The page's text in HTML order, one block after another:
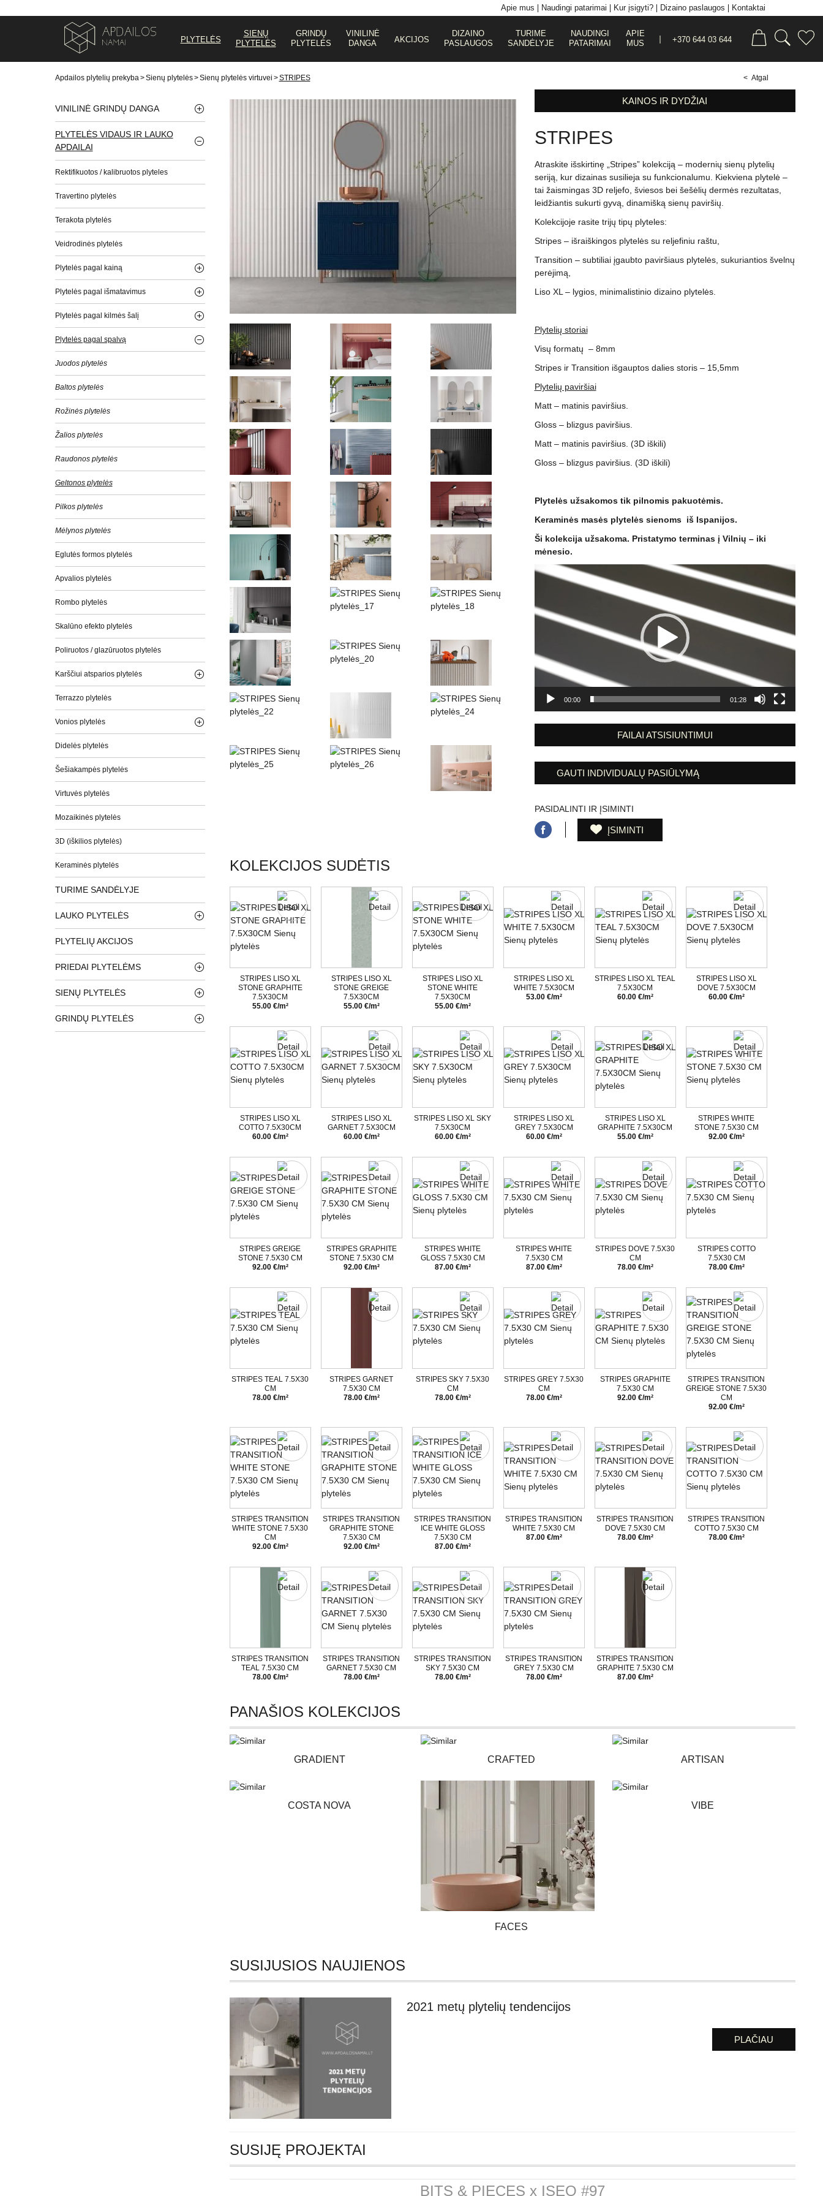
Apie mus Naudingi patarimai Kur įsigyti? Dizaino paslaugos Kontaktai
PLYTELĖS
SIENŲ
PLYTELĖS
GRINDŲ
PLYTELĖS
VINILINĖ
DANGA
AKCIJOS
DIZAINO
PASLAUGOS
TURIME
SANDĖLYJE
NAUDINGI
PATARIMAI
APIE
MUS
+370 644 03 644
Apdailos plytelių prekyba >Sienų plytelės>Sienų plytelės virtuvei >STRIPES < Atgal
VINILINĖ GRINDŲ DANGA
PLYTELĖS VIDAUS IR LAUKO
APDAILAI
Rektifikuotos / kalibruotos plyteles
Travertino plytelės
Terakota plytelės
Veidrodinės plytelės
Plytelės pagal kainą
Plytelės pagal išmatavimus
Plytelės pagal kilmės šalį
Plytelės pagal spalvą
Juodos plytelės
Baltos plytelės
Rožinės plytelės
Žalios plytelės
Raudonos plytelės
Geltonos plytelės
Pilkos plytelės
Mėlynos plytelės
Eglutės formos plytelės
Apvalios plytelės
Rombo plytelės
Skalūno efekto plytelės
Poliruotos / glazūruotos plytelės
Karščiui atsparios plytelės
Terrazzo plytelės
Vonios plytelės
Didelės plytelės
Šešiakampės plytelės
Virtuvės plytelės
Mozaikinės plytelės
3D (iškilios plytelės)
Keraminės plytelės
TURIME SANDĖLYJE
LAUKO PLYTELĖS
PLYTELIŲ AKCIJOS
PRIEDAI PLYTELĖMS
SIENŲ PLYTELĖS
GRINDŲ PLYTELĖS
KAINOS IR DYDŽIAI
STRIPES
Atraskite išskirtinę „Stripes” kolekciją – modernių sienų plytelių
seriją, kur dizainas susilieja su funkcionalumu. Kiekviena plytelė –
tai žaismingas 3D reljefo, šviesos bei šešėlių dermės rezultatas,
leidžiantis sukurti gyvą, dinamišką sienų paviršių.
Kolekcijoje rasite trijų tipų plyteles:
Stripes – išraiškingos plytelės su reljefiniu raštu,
Transition – subtiliai įgaubto paviršiaus plytelės, sukuriantios švelnų
perėjimą,
Liso XL – lygios, minimalistinio dizaino plytelės.
Plytelių storiai
Visų formatų – 8mm
Stripes ir Transition išgauptos dalies storis – 15,5mm
Plytelių paviršiai
Matt – matinis paviršius.
Gloss – blizgus paviršius.
Matt – matinis paviršius. (3D iškili)
Gloss – blizgus paviršius. (3D iškili)
Plytelės užsakomos tik pilnomis pakuotėmis.
Keraminės masės plytelės sienoms iš Ispanijos.
Ši kolekcija užsakoma. Pristatymo terminas į Vilnių – iki
mėnesio.
Video
grotuvas
00:00 01:28
FAILAI ATSISIUNTIMUI
GAUTI INDIVIDUALŲ PASIŪLYMĄ
PASIDALINTI IR ĮSIMINTI
ĮSIMINTI
KOLEKCIJOS SUDĖTIS
STRIPES LISO XL
STONE GRAPHITE
7.5X30CM
55.00 €/m²
STRIPES LISO XL
STONE GREIGE
7.5X30CM
55.00 €/m²
STRIPES LISO XL
STONE WHITE
7.5X30CM
55.00 €/m²
STRIPES LISO XL
WHITE 7.5X30CM
53.00 €/m²
STRIPES LISO XL TEAL
7.5X30CM
60.00 €/m²
STRIPES LISO XL
DOVE 7.5X30CM
60.00 €/m²
STRIPES LISO XL
COTTO 7.5X30CM
60.00 €/m²
STRIPES LISO XL
GARNET 7.5X30CM
60.00 €/m²
STRIPES LISO XL SKY
7.5X30CM
60.00 €/m²
STRIPES LISO XL
GREY 7.5X30CM
60.00 €/m²
STRIPES LISO XL
GRAPHITE 7.5X30CM
55.00 €/m²
STRIPES WHITE
STONE 7.5X30 CM
92.00 €/m²
STRIPES GREIGE
STONE 7.5X30 CM
92.00 €/m²
STRIPES GRAPHITE
STONE 7.5X30 CM
92.00 €/m²
STRIPES WHITE
GLOSS 7.5X30 CM
87.00 €/m²
STRIPES WHITE
7.5X30 CM
87.00 €/m²
STRIPES DOVE 7.5X30
CM
78.00 €/m²
STRIPES COTTO
7.5X30 CM
78.00 €/m²
STRIPES TEAL 7.5X30
CM
78.00 €/m²
STRIPES GARNET
7.5X30 CM
78.00 €/m²
STRIPES SKY 7.5X30
CM
78.00 €/m²
STRIPES GREY 7.5X30
CM
78.00 €/m²
STRIPES GRAPHITE
7.5X30 CM
92.00 €/m²
STRIPES TRANSITION
GREIGE STONE 7.5X30
CM
92.00 €/m²
STRIPES TRANSITION
WHITE STONE 7.5X30
CM
92.00 €/m²
STRIPES TRANSITION
GRAPHITE STONE
7.5X30 CM
92.00 €/m²
STRIPES TRANSITION
ICE WHITE GLOSS
7.5X30 CM
87.00 €/m²
STRIPES TRANSITION
WHITE 7.5X30 CM
87.00 €/m²
STRIPES TRANSITION
DOVE 7.5X30 CM
78.00 €/m²
STRIPES TRANSITION
COTTO 7.5X30 CM
78.00 €/m²
STRIPES TRANSITION
TEAL 7.5X30 CM
78.00 €/m²
STRIPES TRANSITION
GARNET 7.5X30 CM
78.00 €/m²
STRIPES TRANSITION
SKY 7.5X30 CM
78.00 €/m²
STRIPES TRANSITION
GREY 7.5X30 CM
78.00 €/m²
STRIPES TRANSITION
GRAPHITE 7.5X30 CM
87.00 €/m²
PANAŠIOS KOLEKCIJOS
GRADIENT CRAFTED ARTISAN
COSTA NOVA
FACES
VIBE
SUSIJUSIOS NAUJIENOS
2021 metų plytelių tendencijos
PLAČIAU
SUSIJĘ PROJEKTAI
BITS & PIECES x ISEO #97